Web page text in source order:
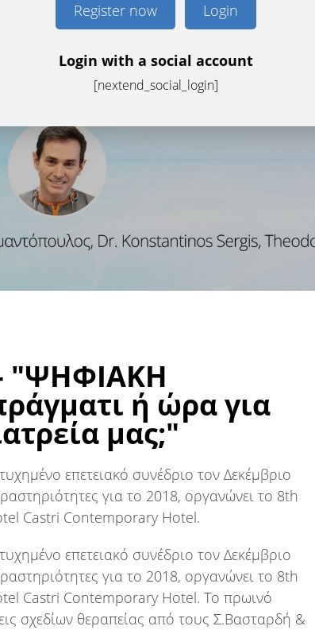
Register now Login
Login with a social account
[nextend_social_login]
- "ΨΗΦΙΑΚΗ
ή ώρα για
μας;"
επετειακό συνέδριο τον Δεκέμβριο
για το 2018, οργανώνει το 8th
Castri Contemporary Hotel.
επετειακό συνέδριο τον Δεκέμβριο
για το 2018, οργανώνει το 8th
Castri Contemporary Hotel. Το πρωινό
σχεδίων θεραπείας από τους Σ.Βασταρδή &